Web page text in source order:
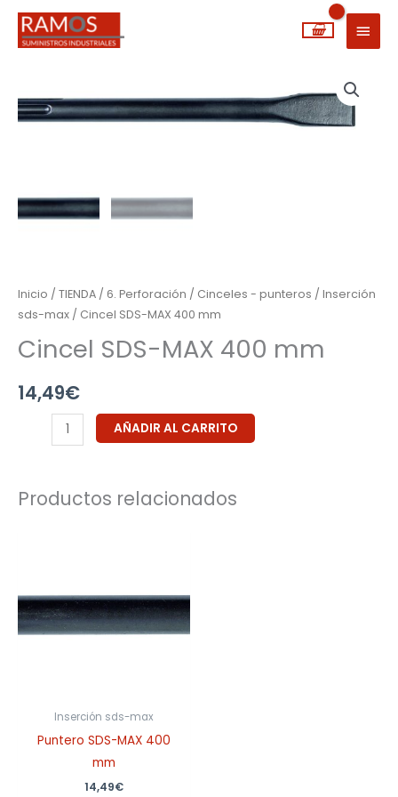
MENÚ
Inicio / TIENDA / 6. Perforación / Cinceles - punteros / Inserción
sds-max / Cincel SDS-MAX 400 mm
Cincel SDS-MAX 400 mm
14,49€
SDS-
MAX
AÑADIR AL CARRITO
Productos relacionados
Inserción sds-max
Puntero SDS-MAX 400
mm
14,49€